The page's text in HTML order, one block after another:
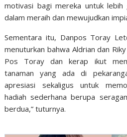
motivasi bagi mereka untuk
dalam meraih dan mewujudkan
Sementara itu, Danpos Toray
menuturkan bahwa Aldrian dan
Pos Toray dan kerap ikut
tanaman yang ada di
apresiasi sekaligus untuk
hadiah sederhana berupa
berdua,” tuturnya.